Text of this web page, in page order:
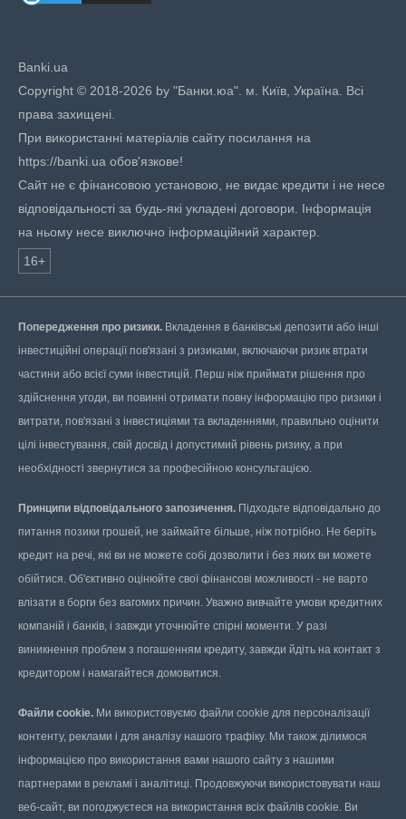
Banki.ua
Copyright © 2018-2026 by "Банки.юа". м. Київ, Україна. Всі
права захищені.
При використанні матеріалів сайту посилання на
https://banki.ua обов'язкове!
Сайт не є фінансовою установою, не видає кредити і не несе
відповідальності за будь-які укладені договори. Інформація
на ньому несе виключно інформаційний характер.
16+
Попередження про ризики. Вкладення в банківські депозити або інші
інвестиційні операції пов'язані з ризиками, включаючи ризик втрати
частини або всієї суми інвестицій. Перш ніж приймати рішення про
здійснення угоди, ви повинні отримати повну інформацію про ризики і
витрати, пов'язані з інвестиціями та вкладеннями, правильно оцінити
цілі інвестування, свій досвід і допустимий рівень ризику, а при
необхідності звернутися за професійною консультацією.
Принципи відповідального запозичення. Підходьте відповідально до
питання позики грошей, не займайте більше, ніж потрібно. Не беріть
кредит на речі, які ви не можете собі дозволити і без яких ви можете
обійтися. Об'єктивно оцінюйте свої фінансові можливості - не варто
влізати в борги без вагомих причин. Уважно вивчайте умови кредитних
компаній і банків, і завжди уточнюйте спірні моменти. У разі
виникнення проблем з погашенням кредиту, завжди йдіть на контакт з
кредитором і намагайтеся домовитися.
Файли cookie. Ми використовуємо файли cookie для персоналізації
контенту, реклами і для аналізу нашого трафіку. Ми також ділимося
інформацією про використання вами нашого сайту з нашими
партнерами в рекламі і аналітиці. Продовжуючи використовувати наш
веб-сайт, ви погоджуєтеся на використання всіх файлів cookie. Ви